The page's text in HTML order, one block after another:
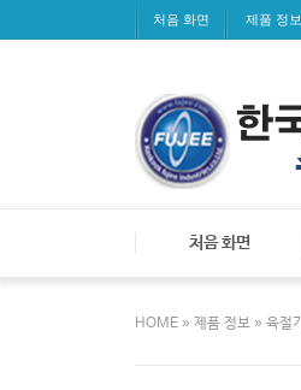
처음 화면 제품 정보
처음 화면
HOME » 제품 정보 » 육절기